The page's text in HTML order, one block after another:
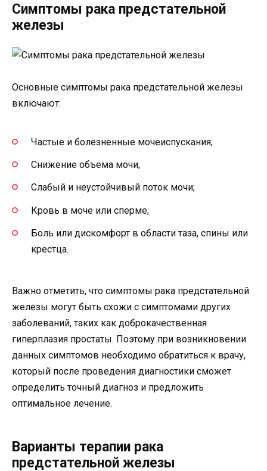
Симптомы рака предстательной
железы
Основные симптомы рака предстательной железы
включают:
Частые и болезненные мочеиспускания;
Снижение объема мочи;
Слабый и неустойчивый поток мочи;
Кровь в моче или сперме;
Боль или дискомфорт в области таза, спины или
крестца.
Важно отметить, что симптомы рака предстательной
железы могут быть схожи с симптомами других
заболеваний, таких как доброкачественная
гиперплазия простаты. Поэтому при возникновении
данных симптомов необходимо обратиться к врачу,
который после проведения диагностики сможет
определить точный диагноз и предложить
оптимальное лечение.
Варианты терапии рака
предстательной железы